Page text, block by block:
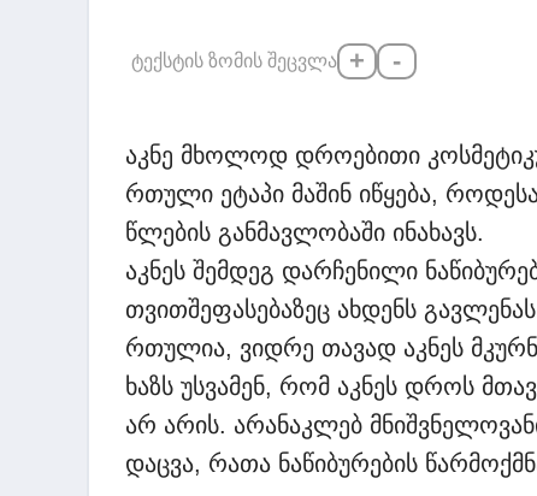
ტექსტის ზომის შეცვლა + -
აკნე მხოლოდ დროებითი
რთული ეტაპი მაშინ იწყება,
წლების განმავლობაში ინახავს.
აკნეს შემდეგ დარჩენილი
თვითშეფასებაზეც ახდენს
რთულია, ვიდრე თავად აკნეს
ხაზს უსვამენ, რომ აკნეს დროს
არ არის. არანაკლებ
დაცვა, რათა ნაწიბურების